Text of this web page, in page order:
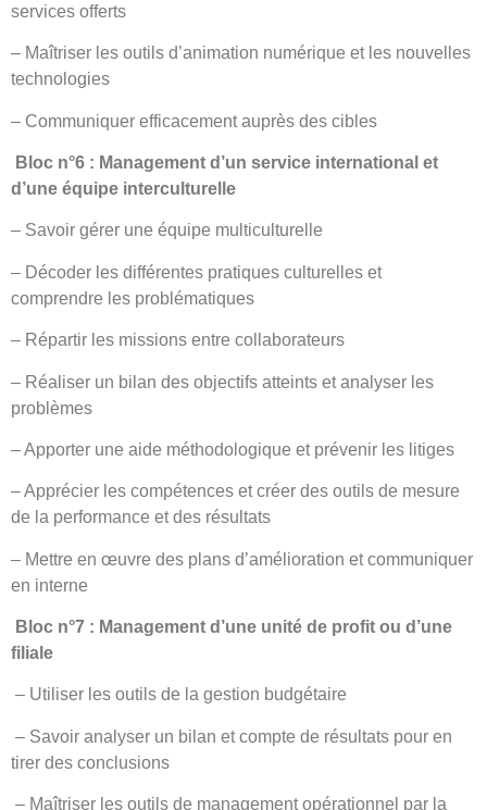
services offerts
– Maîtriser les outils d’animation numérique et les nouvelles
technologies
– Communiquer efficacement auprès des cibles
Bloc n°6 : Management d’un service international et
d’une équipe interculturelle
– Savoir gérer une équipe multiculturelle
– Décoder les différentes pratiques culturelles et
comprendre les problématiques
– Répartir les missions entre collaborateurs
– Réaliser un bilan des objectifs atteints et analyser les
problèmes
– Apporter une aide méthodologique et prévenir les litiges
– Apprécier les compétences et créer des outils de mesure
de la performance et des résultats
– Mettre en œuvre des plans d’amélioration et communiquer
en interne
Bloc n°7 : Management d’une unité de profit ou d’une
filiale
– Utiliser les outils de la gestion budgétaire
– Savoir analyser un bilan et compte de résultats pour en
tirer des conclusions
– Maîtriser les outils de management opérationnel par la